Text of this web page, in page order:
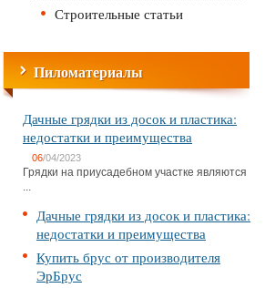
Строительные статьи
Пиломатериалы
Дачные грядки из досок и пластика:
недостатки и преимущества
06/04/2023
Грядки на приусадебном участке являются
...
Дачные грядки из досок и пластика:
недостатки и преимущества
Купить брус от производителя
ЭрБрус